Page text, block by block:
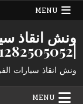
Skip
MENU
ونش انقاذ
|01282505052
ونش انقاذ سيارات الفرسان
MENU